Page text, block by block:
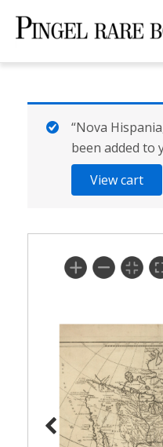
View cart
“Nova
been added to